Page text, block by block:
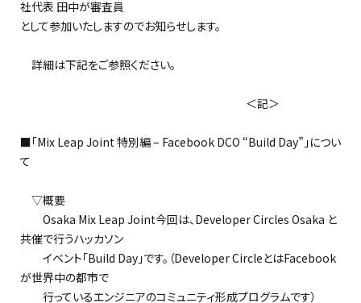
社代表 田中が審査員
として参加いたしますのでお知らせします。
詳細は下記をご参照ください。
＜記＞
■「Mix Leap Joint 特別編 – Facebook DCO “Build Day”」につい
て
▽概要
Osaka Mix Leap Joint今回は、Developer Circles Osaka と
共催で行うハッカソン
イベント「Build Day」です。（Developer CircleとはFacebook
が世界中の都市で
行っているエンジニアのコミュニティ形成プログラムです）